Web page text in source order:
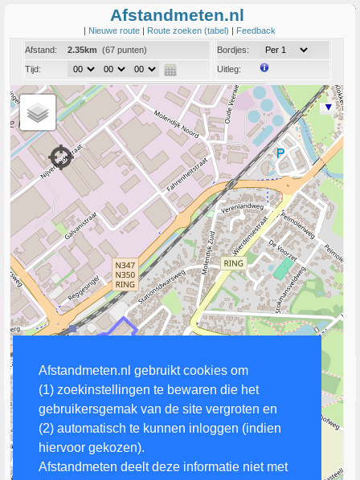
Afstandmeten.nl gebruikt cookies om
(1) zoekinstellingen te bewaren die het
gebruikersgemak van de site vergroten en
(2) automatisch te kunnen inloggen (indien
hiervoor gekozen).
Afstandmeten deelt deze informatie niet met
Afstandmeten.nl
| Nieuwe route | Route zoeken (tabel) | Feedback
Afstand:
2.35km (67 punten)
Tijd:
Bordjes:
Uitleg:
Coord:
Link naar deze route